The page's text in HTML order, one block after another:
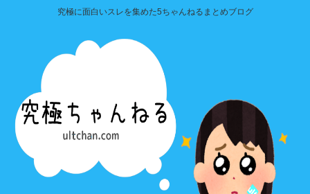
究極に面白いスレを集めた5ちゃんねるまとめブログ